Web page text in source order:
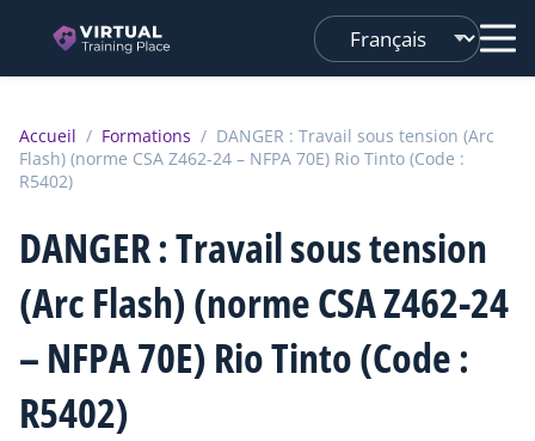
Changer
de
Accueil / Formations / DANGER : Travail sous tension (Arc
Flash) (norme CSA Z462-24 – NFPA 70E) Rio Tinto (Code :
R5402)
DANGER : Travail sous tension
(Arc Flash) (norme CSA Z462-24
– NFPA 70E) Rio Tinto (Code :
R5402)